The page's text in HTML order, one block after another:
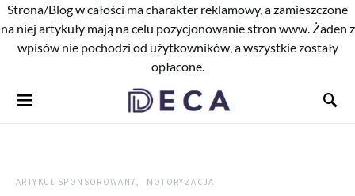
Strona/Blog w całości ma charakter reklamowy, a zamieszczone
na niej artykuły mają na celu pozycjonowanie stron www. Żaden z
wpisów nie pochodzi od użytkowników, a wszystkie zostały
opłacone.
ARTYKUŁ SPONSOROWANY MOTORYZACJA